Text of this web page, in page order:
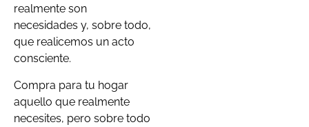
realmente son
necesidades y, sobre todo,
que realicemos un acto
consciente.
Compra para tu hogar
aquello que realmente
necesites, pero sobre todo